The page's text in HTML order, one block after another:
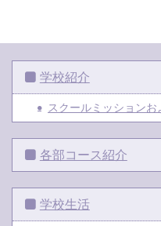
学校紹介
スクールミッション
各部コース紹介
学校生活